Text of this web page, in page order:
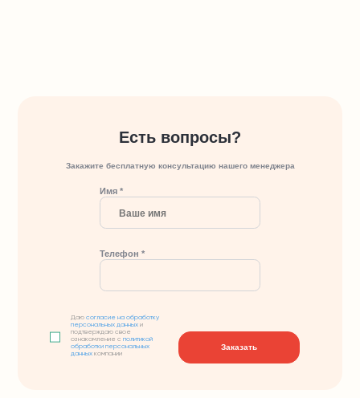
Есть вопросы?
Закажите бесплатную консультацию нашего менеджера
Имя *
Телефон *
Даюсогласие на обработку
персональных данных и
подтверждаю свое
ознакомление сполитикой
обработки персональных
данных компании
Заказать